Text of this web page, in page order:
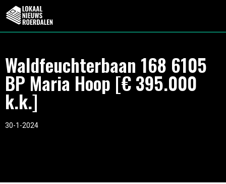
Waldfeuchterbaan 168 6105
BP Maria Hoop [€ 395.000
k.k.]
30-1-2024